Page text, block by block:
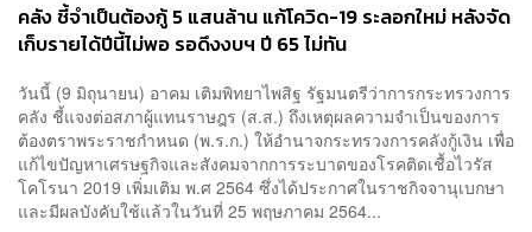
คลัง ชี้จำเป็นต้องกู้ 5 แสนล้าน แก้โควิด-19 ระลอกใหม่ หลังจัด
เก็บรายได้ปีนี้ไม่พอ รอดึงงบฯ ปี 65 ไม่ทัน
วันนี้ (9 มิถุนายน) อาคม เติมพิทยาไพสิฐ รัฐมนตรีว่าการกระทรวงการ
คลัง ชี้แจงต่อสภาผู้แทนราษฎร (ส.ส.) ถึงเหตุผลความจำเป็นของการ
ต้องตราพระราชกำหนด (พ.ร.ก.) ให้อำนาจกระทรวงการคลังกู้เงิน เพื่อ
แก้ไขปัญหาเศรษฐกิจและสังคมจากการระบาดของโรคติดเชื้อไวรัส
โคโรนา 2019 เพิ่มเติม พ.ศ 2564 ซึ่งได้ประกาศในราชกิจจานุเบกษา
และมีผลบังคับใช้แล้วในวันที่ 25 พฤษภาคม 2564...